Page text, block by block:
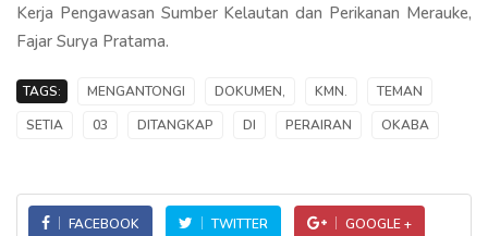
Kerja Pengawasan Sumber Kelautan dan Perikanan Merauke,
Fajar Surya Pratama.
TAGS: MENGANTONGI DOKUMEN, KMN.
TEMAN
SETIA
03 DITANGKAP DI PERAIRAN OKABA
FACEBOOK TWITTER GOOGLE +